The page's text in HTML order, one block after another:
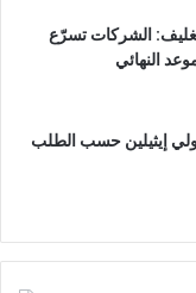
الشركات تسرّع
النهائي
إيثيلين حسب الطلب